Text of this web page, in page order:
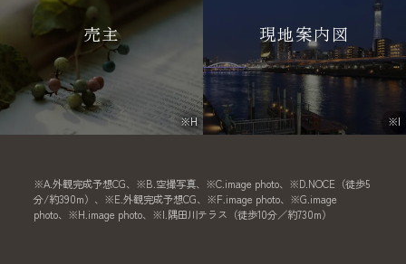
売主
※H
現地案内図
※I
※A.外観完成予想CG、※B.空撮写真、※C.image photo、※D.NOCE（徒歩5
分/約390m）、※E.外観完成予想CG、※F.image photo、※G.image
photo、※H.image photo、※I.隅田川テラス（徒歩10分／約730m）